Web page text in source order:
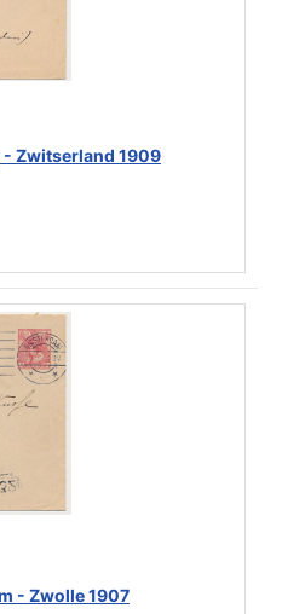
- Zwitserland 1909
- Zwolle 1907